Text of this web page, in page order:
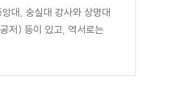
대, 숭실대 강사와 상명대
저) 등이 있고, 역서로는